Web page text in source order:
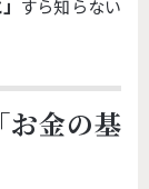
すら知らない
お金の基